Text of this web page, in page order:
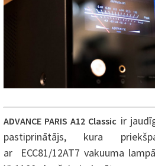
ADVANCE PARIS A12 Classic ir
pastiprinātājs, kura
ar ECC81/12AT7 vakuuma